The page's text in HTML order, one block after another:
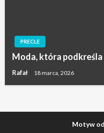
PRECLE
Moda, która
Rafał 18 marca, 2026
Motyw